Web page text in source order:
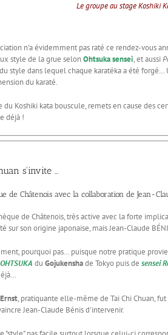
Le groupe au stage Koshiki
n'a évidemment pas raté ce rendez-vous
style de la grue selonOhtsuka sensei, et aussi
style dans lequel chaque karatéka a été forgé…
du karaté.
kata bouscule, remets en cause des
déjà !
s'invite ...
de Châtenois avec la collaboration de Jean-
de Châtenois, très active avec la forte
sur son origine japonaise, mais Jean-Claude
pourquoi pas… puisque notre pratique
du Gojukenshade Tokyo puis de sensei
, pratiquante elle-même de Tai Chi Chuan,
Jean-Claude Bénis d'intervenir.